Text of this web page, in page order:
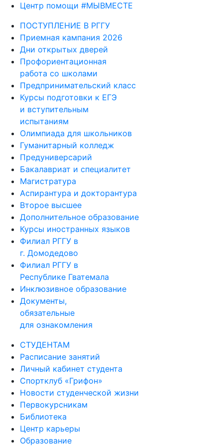
Центр помощи #МЫВМЕСТЕ
ПОСТУПЛЕНИЕ В РГГУ
Приемная кампания 2026
Дни открытых дверей
Профориентационная
работа со школами
Предпринимательский класс
Курсы подготовки к ЕГЭ
и вступительным
испытаниям
Олимпиада для школьников
Гуманитарный колледж
Предуниверсарий
Бакалавриат и специалитет
Магистратура
Аспирантура и докторантура
Второе высшее
Дополнительное образование
Курсы иностранных языков
Филиал РГГУ в
г. Домодедово
Филиал РГГУ в
Республике Гватемала
Инклюзивное образование
Документы,
обязательные
для ознакомления
СТУДЕНТАМ
Расписание занятий
Личный кабинет студента
Спортклуб «Грифон»
Новости студенческой жизни
Первокурсникам
Библиотека
Центр карьеры
Образование